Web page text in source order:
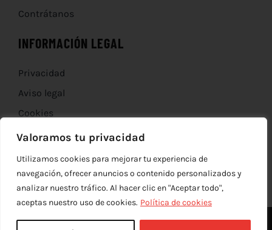
Valoramos tu privacidad
Utilizamos cookies para mejorar tu experiencia de
navegación, ofrecer anuncios o contenido personalizados y
analizar nuestro tráfico. Al hacer clic en "Aceptar todo",
aceptas nuestro uso de cookies. Política de cookies
Contrátanos
INFORMACIÓN LEGAL
Privacidad
Aviso legal
Cookies
Devoluciones